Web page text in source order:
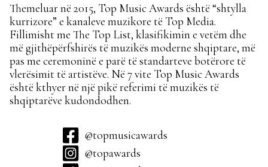
Themeluar në 2015, Top Music Awards është “shtylla
kurrizore” e kanaleve muzikore të Top Media.
Fillimisht me The Top List, klasifikimin e vetëm dhe
më gjithëpërfshirës të muzikës moderne shqiptare, më
pas me ceremoninë e parë të standarteve botërore të
vlerësimit të artistëve. Në 7 vite Top Music Awards
është kthyer në një pikë referimi të muzikës të
shqiptarëve kudondodhen.
@topmusicawards
@topawards